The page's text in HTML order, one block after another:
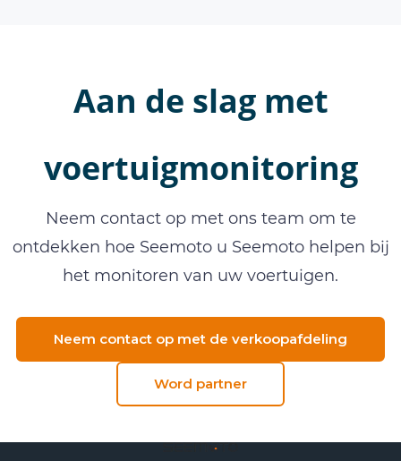
Aan de slag met
voertuigmonitoring
Neem contact op met ons team om te
ontdekken hoe Seemoto u Seemoto helpen bij
het monitoren van uw voertuigen.
Neem contact op met de verkoopafdeling
Word partner